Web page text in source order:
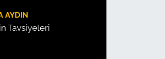
AYDIN
Tavsiyeleri